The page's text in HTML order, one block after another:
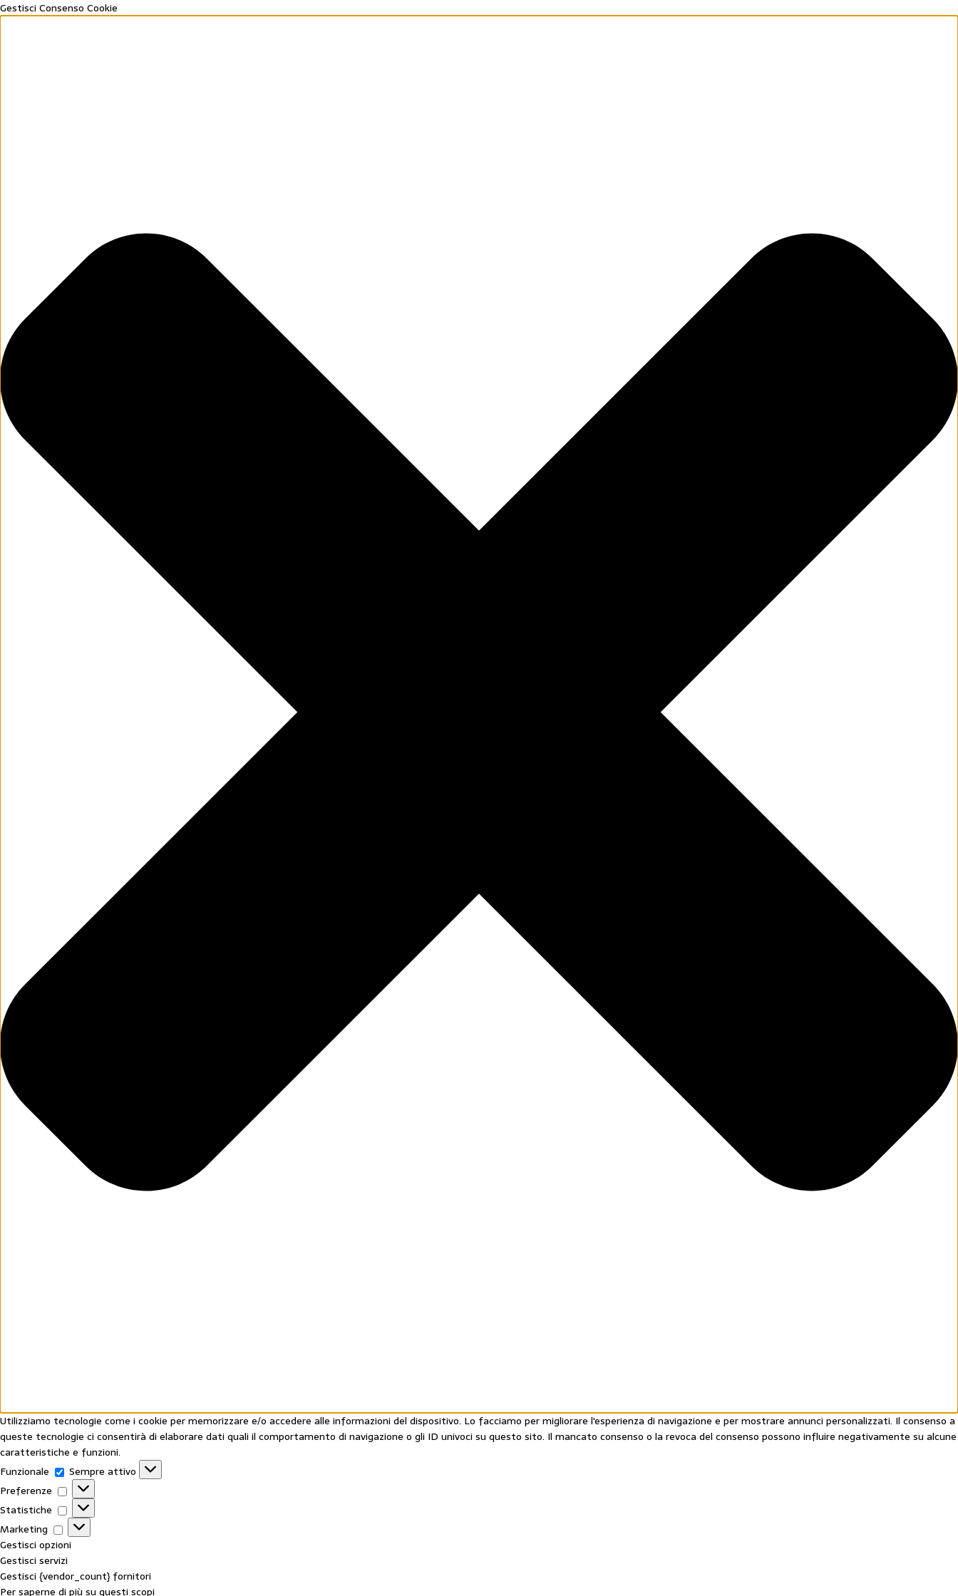
Gestisci Consenso Cookie
Utilizziamo tecnologie come i cookie per memorizzare e/o accedere alle informazioni del dispositivo. Lo facciamo per migliorare l'esperienza di navigazione e per mostrare annunci personalizzati. Il consenso a
queste tecnologie ci consentirà di elaborare dati quali il comportamento di navigazione o gli ID univoci su questo sito. Il mancato consenso o la revoca del consenso possono influire negativamente su alcune
caratteristiche e funzioni.
Funzionale
Sempre attivo
Preferenze
Statistiche
Marketing
Gestisci opzioni
Gestisci servizi
Gestisci {vendor_count} fornitori
Per saperne di più su questi scopi